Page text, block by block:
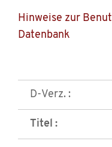
Hinweise zur
Datenbank
D-Verz. :
Titel :